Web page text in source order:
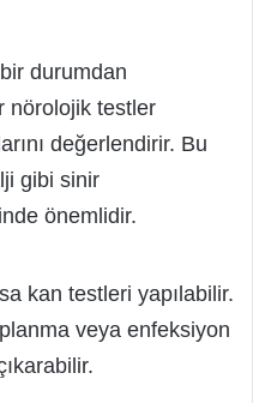
durumdan
nörolojik testler
değerlendirir. Bu
gibi sinir
önemlidir.
kan testleri yapılabilir.
veya enfeksiyon